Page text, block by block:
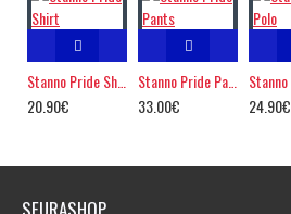
20.90€
Stanno Pride Pants
33.00€
24.90€